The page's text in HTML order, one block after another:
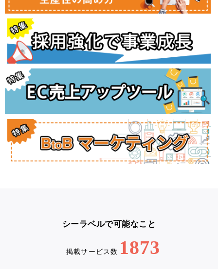
シーラベルで可能なこと
掲載サービス数 1873